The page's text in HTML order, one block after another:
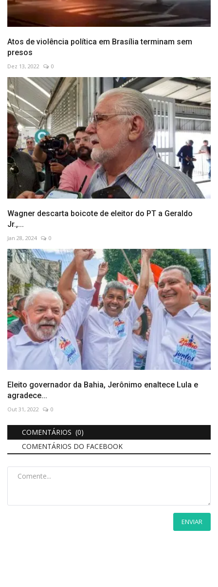
Atos de violência política em Brasília terminam sem
presos
Dez 13, 2022 0
Wagner descarta boicote de eleitor do PT a Geraldo
Jr.,...
Jan 28, 2024 0
Eleito governador da Bahia, Jerônimo enaltece Lula e
agradece...
Out 31, 2022 0
COMENTÁRIOS (0)
COMENTÁRIOS DO FACEBOOK
ENVIAR